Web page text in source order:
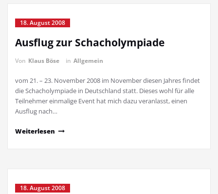
18. August 2008
Ausflug zur Schacholympiade
Von Klaus Böse in Allgemein
vom 21. – 23. November 2008 im November diesen Jahres findet
die Schacholympiade in Deutschland statt. Dieses wohl für alle
Teilnehmer einmalige Event hat mich dazu veranlasst, einen
Ausflug nach…
Weiterlesen
18. August 2008